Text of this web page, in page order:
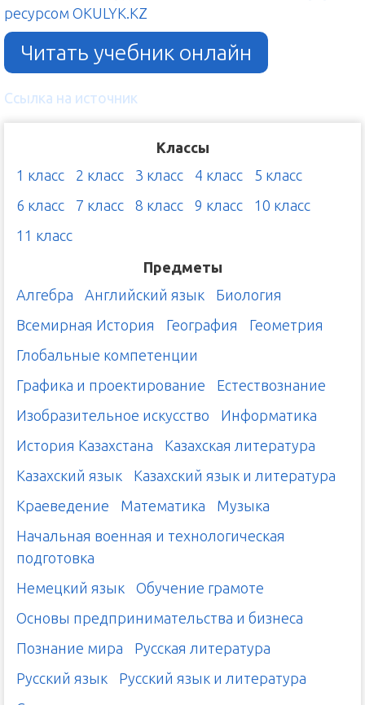
ресурсом OKULYK.KZ
Читать учебник онлайн
Ссылка на источник
Классы
1 класс
2 класс 3 класс 4 класс
5 класс
6 класс
7 класс 8 класс 9 класс
10 класс
11 класс
Предметы
Алгебра
Английский язык
Биология
Всемирная История
География
Геометрия
Глобальные компетенции
Графика и проектирование
Естествознание
Изобразительное искусство
Информатика
История Казахстана
Казахская литература
Казахский язык
Казахский язык и литература
Краеведение
Математика
Музыка
Начальная военная и технологическая
подготовка
Немецкий язык
Обучение грамоте
Основы предпринимательства и бизнеса
Познание мира
Русская литература
Русский язык
Русский язык и литература